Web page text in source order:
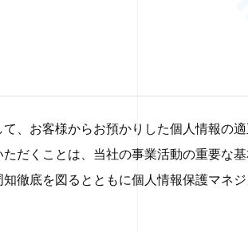
、お客様からお預かりした個人情報の
だくことは、当社の事業活動の重要な
徹底を図るとともに個人情報保護マネ